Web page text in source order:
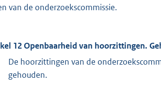
van de onderzoekscommissie.
12 Openbaarheid van hoorzittingen.
De hoorzittingen van de
gehouden.